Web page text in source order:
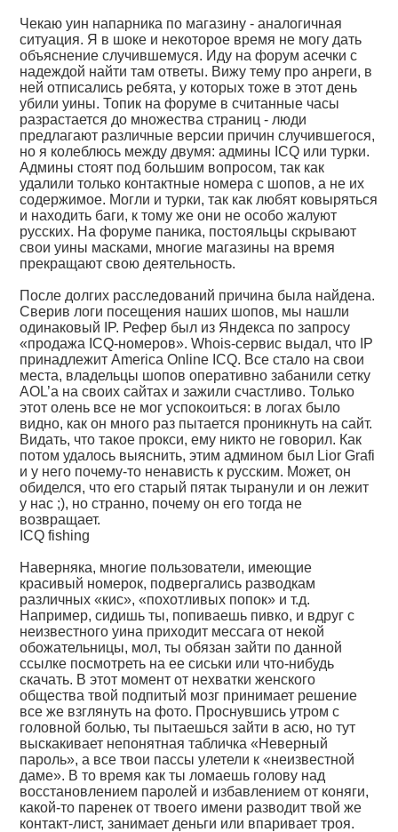
Чекаю уин напарника по магазину - аналогичная
ситуация. Я в шоке и некоторое время не могу дать
объяснение случившемуся. Иду на форум асечки с
надеждой найти там ответы. Вижу тему про анреги, в
ней отписались ребята, у которых тоже в этот день
убили уины. Топик на форуме в считанные часы
разрастается до множества страниц - люди
предлагают различные версии причин случившегося,
но я колеблюсь между двумя: админы ICQ или турки.
Админы стоят под большим вопросом, так как
удалили только контактные номера с шопов, а не их
содержимое. Могли и турки, так как любят ковыряться
и находить баги, к тому же они не особо жалуют
русских. На форуме паника, постояльцы скрывают
свои уины масками, многие магазины на время
прекращают свою деятельность.
После долгих расследований причина была найдена.
Сверив логи посещения наших шопов, мы нашли
одинаковый IP. Рефер был из Яндекса по запросу
«продажа ICQ-номеров». Whois-сервис выдал, что IP
принадлежит America Online ICQ. Все стало на свои
места, владельцы шопов оперативно забанили сетку
AOL’а на своих сайтах и зажили счастливо. Только
этот олень все не мог успокоиться: в логах было
видно, как он много раз пытается проникнуть на сайт.
Видать, что такое прокси, ему никто не говорил. Как
потом удалось выяснить, этим админом был Lior Grafi
и у него почему-то ненависть к русским. Может, он
обиделся, что его старый пятак тыранули и он лежит
у нас ;), но странно, почему он его тогда не
возвращает.
ICQ fishing
Наверняка, многие пользователи, имеющие
красивый номерок, подвергались разводкам
различных «кис», «похотливых попок» и т.д.
Например, сидишь ты, попиваешь пивко, и вдруг с
неизвестного уина приходит мессага от некой
обожательницы, мол, ты обязан зайти по данной
ссылке посмотреть на ее сиськи или что-нибудь
скачать. В этот момент от нехватки женского
общества твой подпитый мозг принимает решение
все же взглянуть на фото. Проснувшись утром с
головной болью, ты пытаешься зайти в асю, но тут
выскакивает непонятная табличка «Неверный
пароль», а все твои пассы улетели к «неизвестной
даме». В то время как ты ломаешь голову над
восстановлением паролей и избавлением от коняги,
какой-то паренек от твоего имени разводит твой же
контакт-лист, занимает деньги или впаривает троя.